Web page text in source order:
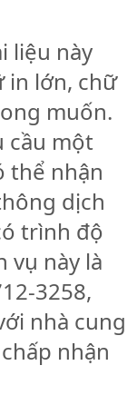
liệu này
in lớn, chữ
muốn.
cầu một
thể nhận
dịch
trình độ
vụ này là
3258,
nhà cung
nhận